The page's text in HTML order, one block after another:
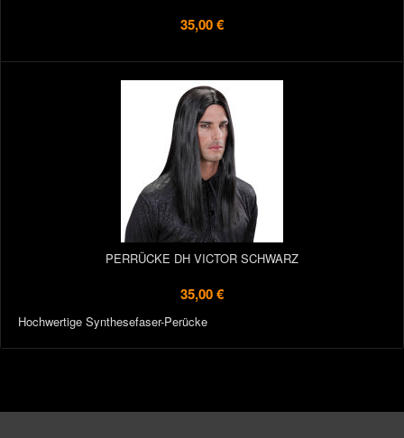
35,00 €
PERRÜCKE DH VICTOR SCHWARZ
35,00 €
Hochwertige Synthesefaser-Perücke